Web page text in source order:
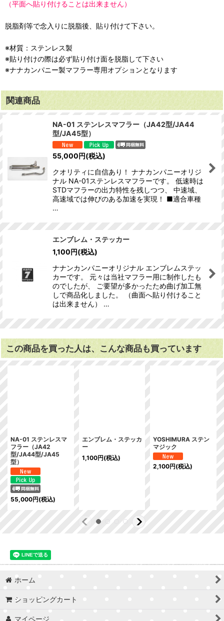
（平面へ貼り付けることは出来ません）
脱脂剤等で念入りに脱脂後、貼り付けて下さい。
※材質：ステンレス製
※貼り付けの際は必ず貼り付け面を脱脂して下さい
※ナナカンパニー製マフラー専用オプションとなります
関連商品
NA-01 ステンレスマフラー（JA42型/JA44
型/JA45型）
55,000円(税込)
クオリティに自信あり！ ナナカンパニーオリジ
ナル NA-01ステンレスマフラーです。 低速時は
STDマフラーの出力特性を残しつつ、 中速域、
高速域では伸びのある加速を実現！ ■適合車種
…
エンブレム・ステッカー
1,100円(税込)
ナナンカンパニーオリジナル エンブレムステッ
カーです。 元々は当社マフラー用に制作したも
のでしたが、 ご要望が多かったため曲げ加工無
しで商品化しました。 （曲面へ貼り付けること
は出来ません） …
この商品を買った人は、こんな商品も買っています
NA-01 ステンレスマ
フラー（JA42
型/JA44型/JA45
型）
55,000円(税込)
エンブレム・ステッカ
ー
1,100円(税込)
YOSHIMURA ステン
マジック
2,100円(税込)
ホーム
ショッピングカート
マイページ